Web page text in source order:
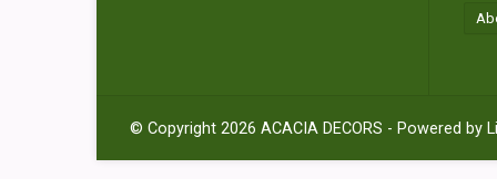
© Copyright 2026 ACACIA DECORS - Powered by